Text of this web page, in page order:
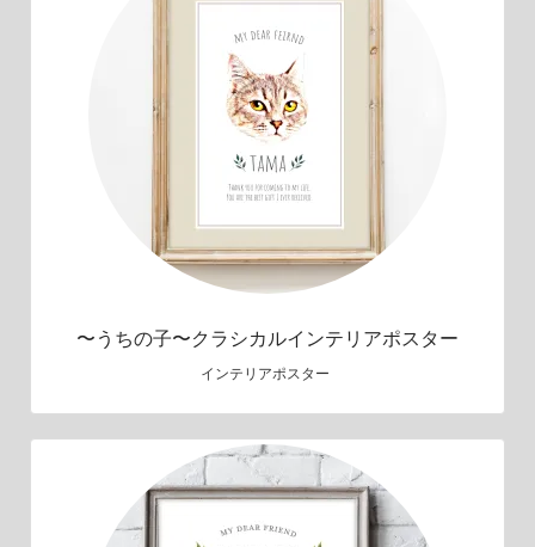
〜うちの子〜クラシカルインテリアポスター
インテリアポスター